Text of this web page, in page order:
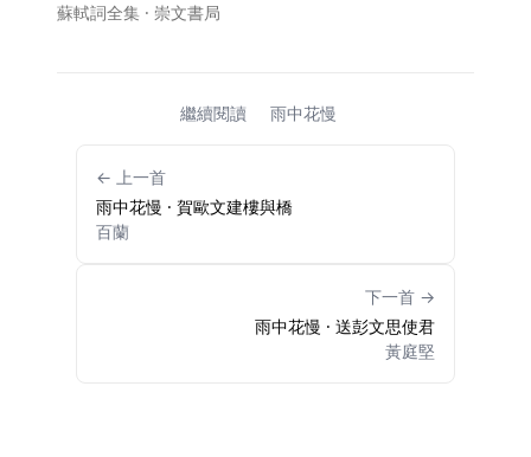
蘇軾詞全集 · 崇文書局
繼續閱讀 雨中花慢
← 上一首
雨中花慢 · 賀歐文建樓與橋
百蘭
下一首 →
雨中花慢 · 送彭文思使君
黃庭堅